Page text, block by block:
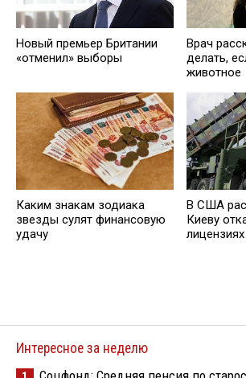
Новый премьер Британии
«отменил» выборы
Врач
делать,
животное
Каким знакам зодиака
звезды сулят финансовую
удачу
В США
Киеву
Интересное за неделю